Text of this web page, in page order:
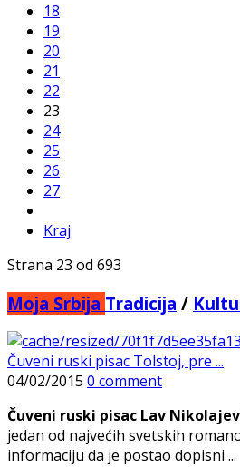
18
19
20
21
22
23
24
25
26
27
Kraj
Strana 23 od 693
Moja Srbija Tradicija /
Čuveni ruski pisac Tolstoj, pre ...
04/02/2015 0 comment
Čuveni ruski pisac Lav
jedan od najvećih svetskih
informaciju da je postao dopisni ...